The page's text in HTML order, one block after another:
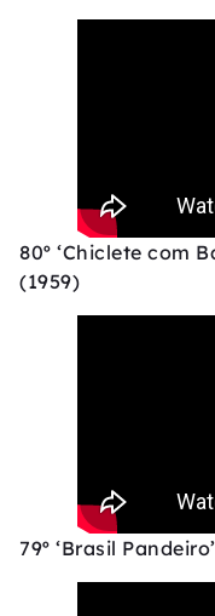
80º ‘Chiclete com
(1959)
79º ‘Brasil